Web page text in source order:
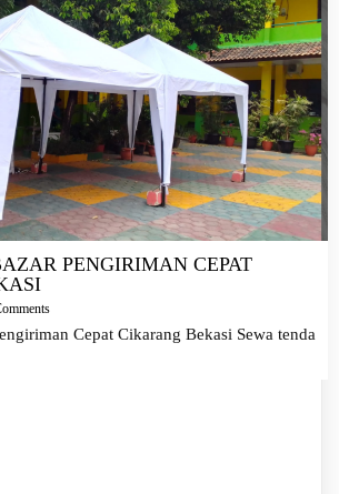
PENGIRIMAN CEPAT
Cepat Cikarang Bekasi Sewa tenda